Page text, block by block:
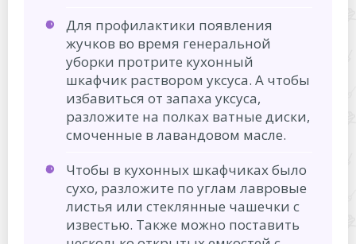
Для профилактики появления
жучков во время генеральной
уборки протрите кухонный
шкафчик раствором уксуса. А чтобы
избавиться от запаха уксуса,
разложите на полках ватные диски,
смоченные в лавандовом масле.
Чтобы в кухонных шкафчиках было
сухо, разложите по углам лавровые
листья или стеклянные чашечки с
известью. Также можно поставить